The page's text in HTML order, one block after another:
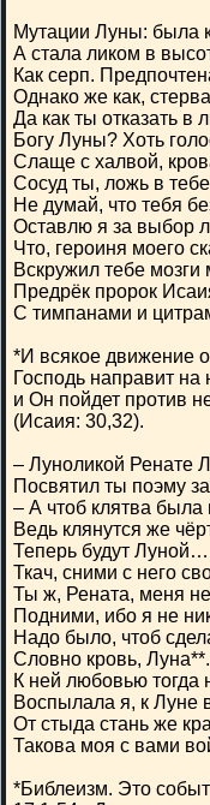
Мутации Луны: была
А стала ликом в
Как серп.
Однако же как,
Да как ты отказать в
Богу Луны? Хоть
Слаще с халвой,
Сосуд ты, ложь в
Не думай, что тебя
Оставлю я за выбор
Что, героиня моего
Вскружил тебе
Предрёк пророк
С тимпанами и
*И всякое движение
Господь направит на
и Он пойдет против
(Исаия: 30,32).
– Луноликой Ренате
Посвятил ты поэму
– А чтоб клятва была
Ведь клянутся же
Теперь будут
Ткач, сними с него
Ты ж, Рената, меня
Подними, ибо я не
Надо было, чтоб
Словно кровь,
К ней любовью
Воспылала я, к Луне
От стыда стань же
Такова моя с вами
*Библеизм. Это